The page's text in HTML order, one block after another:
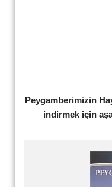
Peygamberimizin
indirmek için